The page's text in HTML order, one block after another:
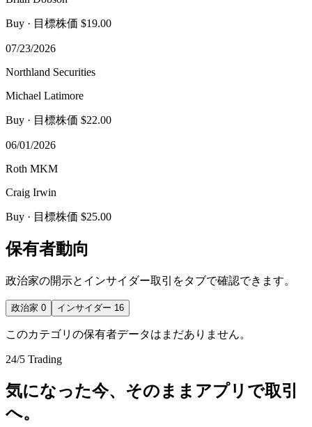
Buy · 目標株価 $19.00
07/23/2026
Northland Securities
Michael Latimore
Buy · 目標株価 $22.00
06/01/2026
Roth MKM
Craig Irwin
Buy · 目標株価 $25.00
保有者動向
政治家の開示とインサイダー取引をタブで確認できます。
政治家 0 インサイダー 16
このカテゴリの保有者データはまだありません。
24/5 Trading
気になった今、そのままアプリで取引
へ。